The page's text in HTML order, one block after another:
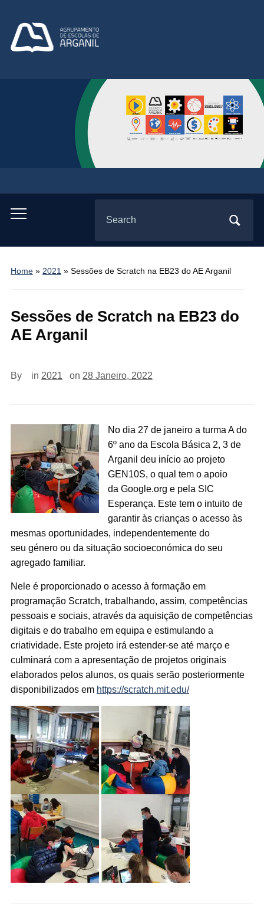
Toggle
menu
for:
Home» 2021 » Sessões de Scratch na EB23 do AE Arganil
Sessões de Scratch na EB23 do
AE Arganil
By in 2021 on 28 Janeiro, 2022
No dia 27 de janeiro a turma A do
6º ano da Escola Básica 2, 3 de
Arganil deu início ao projeto
GEN10S, o qual tem o apoio
da Google.org e pela SIC
Esperança. Este tem o intuito de
garantir às crianças o acesso às
mesmas oportunidades, independentemente do
seu género ou da situação socioeconómica do seu
agregado familiar.
Nele é proporcionado o acesso à formação em
programação Scratch, trabalhando, assim, competências
pessoais e sociais, através da aquisição de competências
digitais e do trabalho em equipa e estimulando a
criatividade. Este projeto irá estender-se até março e
culminará com a apresentação de projetos originais
elaborados pelos alunos, os quais serão posteriormente
disponibilizados em https://scratch.mit.edu/